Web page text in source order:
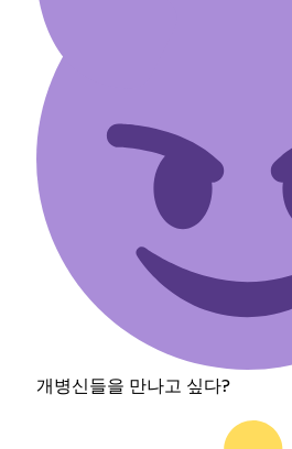
개병신들을 만나고 싶다?